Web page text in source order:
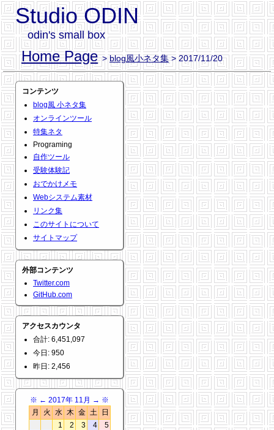
Studio ODIN
odin's small box
Home Page >blog風小ネタ集> 2017/11/20
コンテンツ
blog風 小ネタ集
オンラインツール
特集ネタ
Programing
自作ツール
受験体験記
おでかけメモ
Webシステム素材
リンク集
このサイトについて
サイトマップ
外部コンテンツ
Twitter.com
GitHub.com
アクセスカウンタ
合計: 6,451,097
今日: 950
昨日: 2,456
※ ← 2017年 11月 → ※
月
火 水 木 金 土
日
1
2 3 4
5